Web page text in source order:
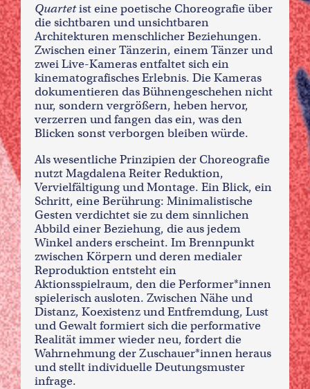
Quartetist eine poetische Choreografie über
die sichtbaren und unsichtbaren
Architekturen menschlicher Beziehungen.
Zwischen einer Tänzerin, einem Tänzer und
zwei Live-Kameras entfaltet sich ein
kinematografisches Erlebnis. Die Kameras
dokumentieren das Bühnengeschehen nicht
nur, sondern vergrößern, heben hervor,
verzerren und fangen das ein, was den
Blicken sonst verborgen bleiben würde.
Als wesentliche Prinzipien der Choreografie
nutzt Magdalena Reiter Reduktion,
Vervielfältigung und Montage. Ein Blick, ein
Schritt, eine Berührung: Minimalistische
Gesten verdichtet sie zu dem sinnlichen
Abbild einer Beziehung, die aus jedem
Winkel anders erscheint. Im Brennpunkt
zwischen Körpern und deren medialer
Reproduktion entsteht ein
Aktionsspielraum, den die Performer*innen
spielerisch ausloten. Zwischen Nähe und
Distanz, Koexistenz und Entfremdung, Lust
und Gewalt formiert sich die performative
Realität immer wieder neu, fordert die
Wahrnehmung der Zuschauer*innen heraus
und stellt individuelle Deutungsmuster
infrage.